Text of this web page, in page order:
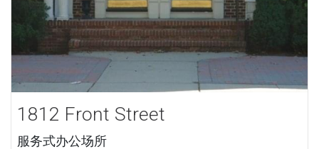
1812 Front Street
服务式办公场所